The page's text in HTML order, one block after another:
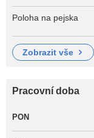
Poloha na pejska
zobrazit vše
Pracovní doba
PON